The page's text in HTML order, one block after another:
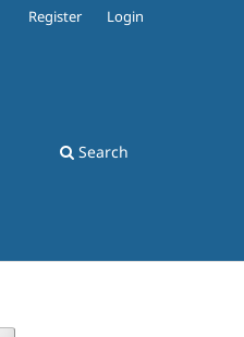
Search
Register Login